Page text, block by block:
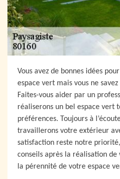
Vous avez de bonnes idées
espace vert mais vous ne
Faites-vous aider par un
réaliserons un bel espace vert
préférences. Toujours à
travaillerons votre extérieur
satisfaction reste notre
conseils après la réalisation
la pérennité de votre espace